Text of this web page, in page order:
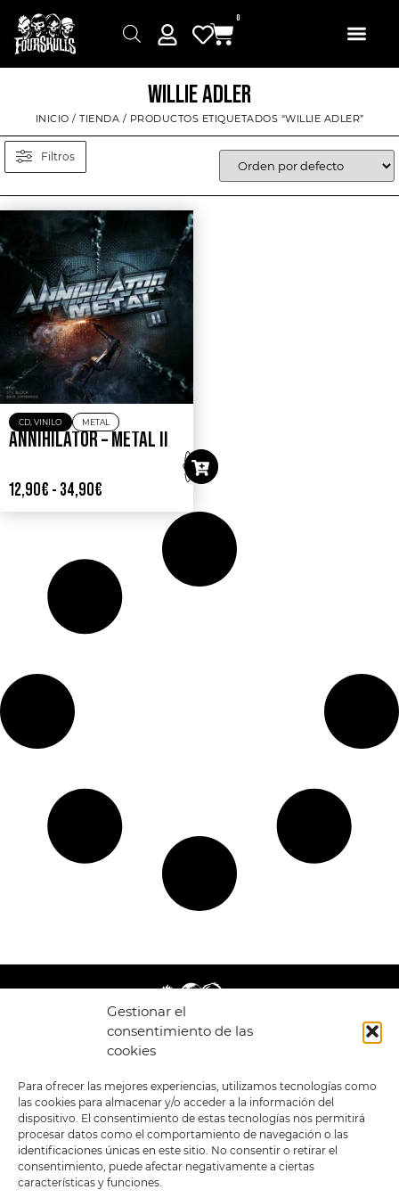
Gestionar el
consentimiento de las
cookies
Para ofrecer las mejores experiencias, utilizamos tecnologías como
las cookies para almacenar y/o acceder a la información del
dispositivo. El consentimiento de estas tecnologías nos permitirá
procesar datos como el comportamiento de navegación o las
identificaciones únicas en este sitio. No consentir o retirar el
consentimiento, puede afectar negativamente a ciertas
características y funciones.
0
WILLIE ADLER
INICIO / TIENDA / PRODUCTOS ETIQUETADOS “WILLIE ADLER”
Filtros
CD, VINILO METAL
ANNIHILATOR – METAL II
12,90€ - 34,90€
LEGAL
POLÍTICA DE
PRIVACIDAD
TÉRMINOS Y
CONDICIONES
GENERALES DE LA
POLÍTICA DE COOKIES
ENLACES
TIENDA
ESTILOS
FORMATOS
PREVENTAS
OFERTAS
MERCHANDISING